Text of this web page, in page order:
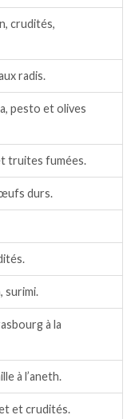
crudités,
radis.
pesto et olives
truites fumées.
durs.
surimi.
à la
à l’aneth.
et crudités.